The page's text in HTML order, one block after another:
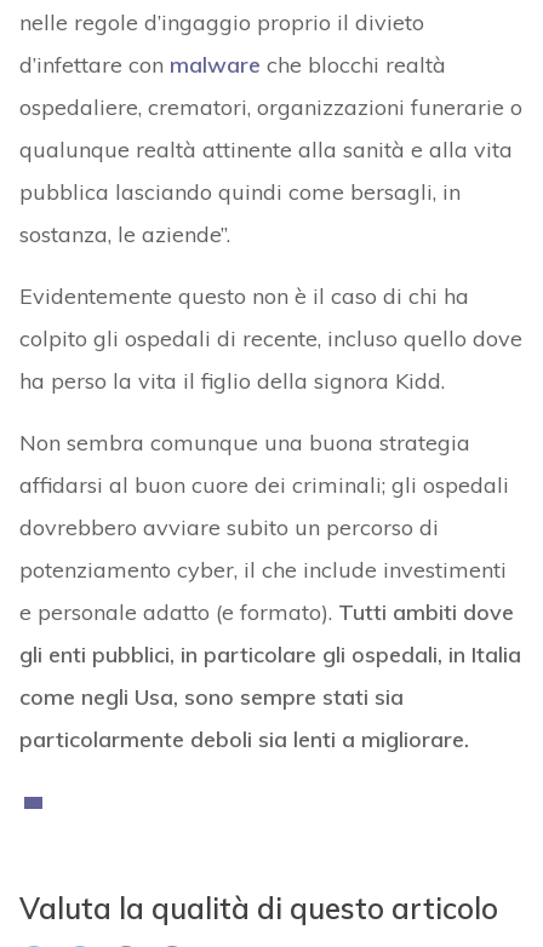
nelle regole d’ingaggio proprio il divieto
d’infettare con malware che blocchi realtà
ospedaliere, crematori, organizzazioni funerarie o
qualunque realtà attinente alla sanità e alla vita
pubblica lasciando quindi come bersagli, in
sostanza, le aziende”.
Evidentemente questo non è il caso di chi ha
colpito gli ospedali di recente, incluso quello dove
ha perso la vita il figlio della signora Kidd.
Non sembra comunque una buona strategia
affidarsi al buon cuore dei criminali; gli ospedali
dovrebbero avviare subito un percorso di
potenziamento cyber, il che include investimenti
e personale adatto (e formato). Tutti ambiti dove
gli enti pubblici, in particolare gli ospedali, in Italia
come negli Usa, sono sempre stati sia
particolarmente deboli sia lenti a migliorare.
Valuta la qualità di questo articolo